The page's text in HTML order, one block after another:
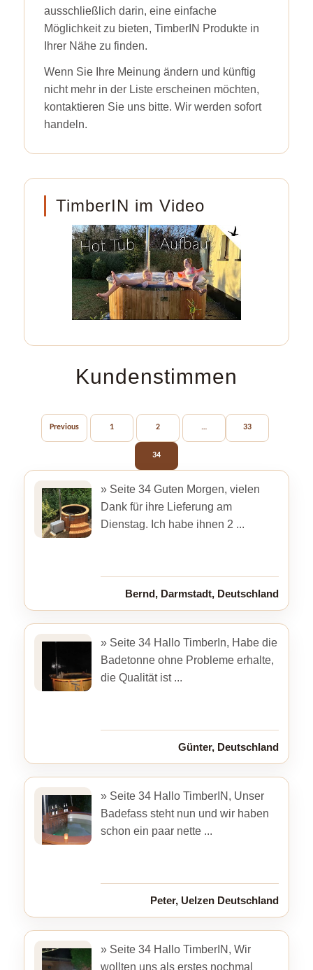
ausschließlich darin, eine einfache
Möglichkeit zu bieten, TimberIN Produkte in
Ihrer Nähe zu finden.
Wenn Sie Ihre Meinung ändern und künftig
nicht mehr in der Liste erscheinen möchten,
kontaktieren Sie uns bitte. Wir werden sofort
handeln.
TimberIN im Video
Kundenstimmen
Previous 1 2 … 33
34
» Seite 34 Guten Morgen, vielen
Dank für ihre Lieferung am
Dienstag. Ich habe ihnen 2 ...
Bernd, Darmstadt, Deutschland
» Seite 34 Hallo TimberIn, Habe die
Badetonne ohne Probleme erhalte,
die Qualität ist ...
Günter, Deutschland
» Seite 34 Hallo TimberIN, Unser
Badefass steht nun und wir haben
schon ein paar nette ...
Peter, Uelzen Deutschland
» Seite 34 Hallo TimberIN, Wir
wollten uns als erstes nochmal